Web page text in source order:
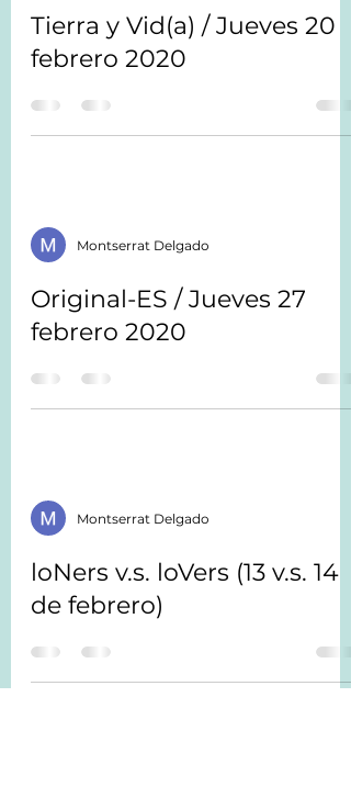
Tierra y Vid(a) / Jueves 20
febrero 2020
Montserrat Delgado
Original-ES / Jueves 27
febrero 2020
Montserrat Delgado
loNers v.s. loVers (13 v.s. 14
de febrero)